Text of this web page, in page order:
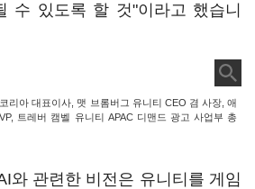
수 있도록 할 것"이라고 했습니
리아 대표이사, 맷 브롬버그 유니티 CEO 겸 사장, 애
트레버 캠벨 유니티 APAC 디맨드 광고 사업부 총
와 관련한 비전은 유니티를 게임